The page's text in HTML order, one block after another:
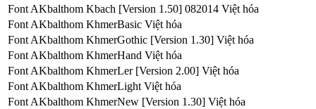
Font AKbalthom Kbach [Version 1.50] 082014 Việt hóa
Font AKbalthom KhmerBasic Việt hóa
Font AKbalthom KhmerGothic [Version 1.30] Việt hóa
Font AKbalthom KhmerHand Việt hóa
Font AKbalthom KhmerLer [Version 2.00] Việt hóa
Font AKbalthom KhmerLight Việt hóa
Font AKbalthom KhmerNew [Version 1.30] Việt hóa